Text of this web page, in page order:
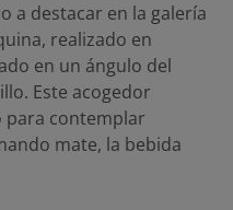
a destacar en la galería
realizado en
en un ángulo del
Este acogedor
para contemplar
mate, la bebida